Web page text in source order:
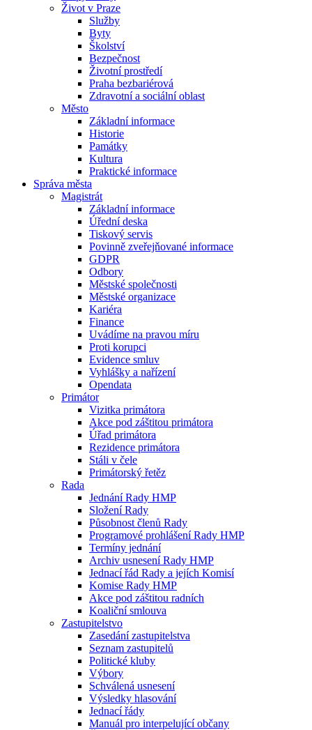
Život v Praze
Služby
Byty
Školství
Bezpečnost
Životní prostředí
Praha bezbariérová
Zdravotní a sociální oblast
Město
Základní informace
Historie
Památky
Kultura
Praktické informace
Správa města
Magistrát
Základní informace
Úřední deska
Tiskový servis
Povinně zveřejňované informace
GDPR
Odbory
Městské společnosti
Městské organizace
Kariéra
Finance
Uvádíme na pravou míru
Proti korupci
Evidence smluv
Vyhlášky a nařízení
Opendata
Primátor
Vizitka primátora
Akce pod záštitou primátora
Úřad primátora
Rezidence primátora
Stáli v čele
Primátorský řetěz
Rada
Jednání Rady HMP
Složení Rady
Působnost členů Rady
Programové prohlášení Rady HMP
Termíny jednání
Archiv usnesení Rady HMP
Jednací řád Rady a jejích Komisí
Komise Rady HMP
Akce pod záštitou radních
Koaliční smlouva
Zastupitelstvo
Zasedání zastupitelstva
Seznam zastupitelů
Politické kluby
Výbory
Schválená usnesení
Výsledky hlasování
Jednací řády
Manuál pro interpelující občany